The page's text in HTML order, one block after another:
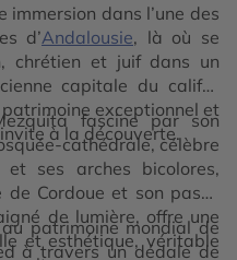
immersion dans l’une des
d’Andalousie, là où se
chrétien et juif dans un
capitale du califat
exceptionnel et
à la découverte.
fascine par son
cathédrale, célèbre
ses arches bicolores,
Cordoue et son passé
de lumière, offre une
et esthétique, véritable
patrimoine mondial de
à travers un dédale de